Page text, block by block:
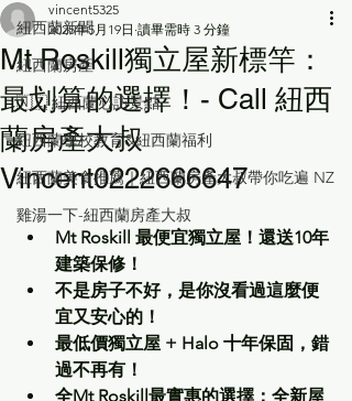
紐西蘭新聞
紐西蘭房產
🇳🇿 紐西蘭必訪景點
紐西蘭學校教育&紐西蘭福利
紐西蘭美食推薦｜紐西蘭房產大叔帶你吃遍 NZ
雞湯一下-紐西蘭房產大叔
Mt Roskill獨立屋新標竿：
最划算的選擇！- Call 紐西
蘭房產大叔
Vincent0222666647
vincent5325
2025年5月19日 讀畢需時 3 分鐘
Mt Roskill 最便宜獨立屋！還送10年
建築保修！
不是房子不好，是你沒看過這麼便
宜又安心的！
最低價獨立屋 + Halo 十年保固，錯
過不再有！
全Mt Roskill最實惠的選擇：全新屋